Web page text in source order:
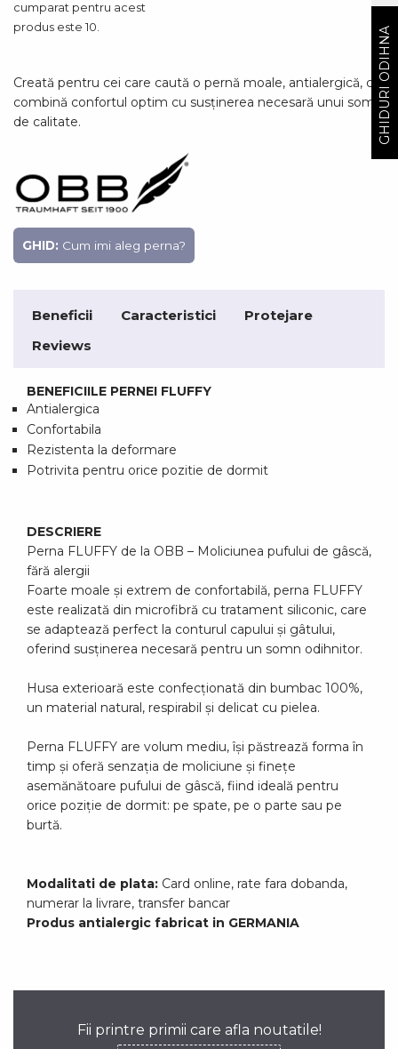
cumparat pentru acest
produs este 10.
Creată pentru cei care caută o pernă moale, antialergică, ce
combină confortul optim cu susținerea necesară unui somn
de calitate.
GHID: Cum imi aleg perna?
Beneficii Caracteristici
Protejare
Reviews
BENEFICIILE PERNEI FLUFFY
Antialergica
Confortabila
Rezistenta la deformare
Potrivita pentru orice pozitie de dormit
DESCRIERE
Perna FLUFFY de la OBB – Moliciunea pufului de gâscă,
fără alergii
Foarte moale și extrem de confortabilă, perna FLUFFY
este realizată din microfibră cu tratament siliconic, care
se adaptează perfect la conturul capului și gâtului,
oferind susținerea necesară pentru un somn odihnitor.
Husa exterioară este confecționată din bumbac 100%,
un material natural, respirabil și delicat cu pielea.
Perna FLUFFY are volum mediu, își păstrează forma în
timp și oferă senzația de moliciune și finețe
asemănătoare pufului de gâscă, fiind ideală pentru
orice poziție de dormit: pe spate, pe o parte sau pe
burtă.
Modalitati de plata: Card online, rate fara dobanda,
numerar la livrare, transfer bancar
Produs antialergic fabricat in GERMANIA
Fii printre primii care afla noutatile!
GHIDURI ODIHNA